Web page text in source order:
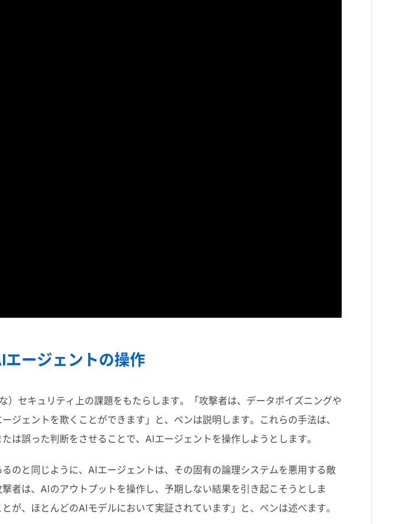
ージェントの操作
）セキュリティ上の課題をもたらします。「攻撃者は、データポイズニングや
ージェントを欺くことができます」と、ベンは説明します。これらの手法は、
は誤った判断をさせることで、 AIエージェントを操作しようとします。
のと同じように、 AIエージェントは、その固有の論理システムを悪用する敵
者は、 AIのアウトプットを操作し、予期しない結果を引き起こそうとしま
が、ほとんどのAIモデルにおいて実証されています」と、ベンは述べます。